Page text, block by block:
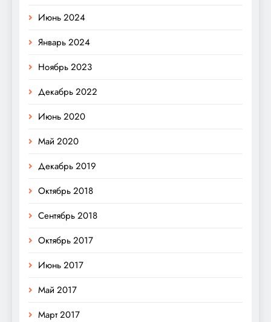
Июнь 2024
Январь 2024
Ноябрь 2023
Декабрь 2022
Июнь 2020
Май 2020
Декабрь 2019
Октябрь 2018
Сентябрь 2018
Октябрь 2017
Июнь 2017
Май 2017
Март 2017